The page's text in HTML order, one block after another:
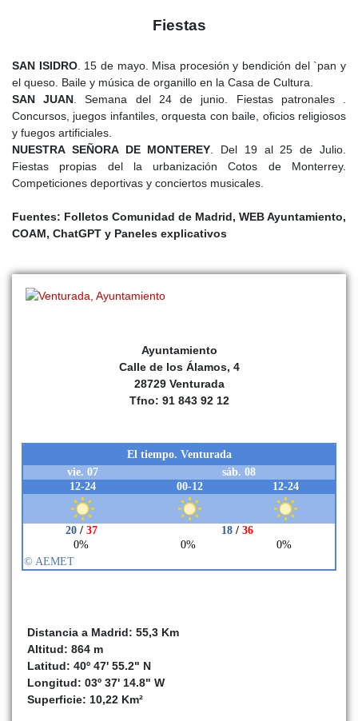
un gran volumen comercial. La ganadería, en especial el ganado
Los impuestos y tributos seguían siendo una gran carga para los
vecinos. Los diezmos eclesiásticos debían pagarse a la
parroquia, y el concejo de Venturada tenía que contribuir a los
repartimientos generales de la Corona, lo que generaba
frecuentes quejas y dificultades para cumplir con los pagos. A
finales del siglo, la situación empezó a mejorar ligeramente. El
crecido a unos 40 vecinos (aproximadamente 120 habitantes), lo
que confirma una recuperación lenta pero constante. La mejora
impulsadas por Carlos III ayudaron a que Venturada se conectara
mejor con Torrelaguna y Madrid, facilitando el transporte de
productos agrícolas y la llegada de forasteros.
en su retirada de Madrid en 1808. Como hicieron en muchos
otros pueblos, arrasaron el caserío y quemaron varias casas. La
villa quedó desierta durante un tiempo, pues sus habitantes
huyeron a pueblos cercanos. Cuando la guerra terminó,
mencionan un pueblo pobre, con menos de 150 habitantes y
casas de mala construcción. Sin embargo, la aparición de las
primeras explotaciones de cal y piedra comenzó a dar empleo a
algunos vecinos.
Al comienzo del
, Venturada seguía dependiendo de la
agricultura de subsistencia y la ganadería. La población era
escasa y las condiciones de vida no eran muy diferentes de las
dificultaban la comunicación con Torrelaguna y Madrid. Las
canteras de piedra caliza y yeso, que ya se explotaban en siglos
anteriores, seguían siendo una fuente secundaria de ingresos,
aunque no con la suficiente importancia como para cambiar la
estructura económica del pueblo.
Fiestas
SAN ISIDRO. 15 de mayo. Misa procesión y bendición del `pan y
el queso. Baile y música de organillo en la Casa de Cultura.
SAN JUAN . Semana del 24 de junio. Fiestas patronales .
Concursos, juegos infantiles, orquesta con baile, oficios religiosos
y fuegos artificiales.
NUESTRA SEÑORA DE MONTEREY . Del 19 al 25 de Julio.
Fiestas propias del la urbanización Cotos de Monterrey.
Competiciones deportivas y conciertos musicales.
Fuentes: Folletos Comunidad de Madrid, WEB Ayuntamiento,
COAM, ChatGPT y Paneles explicativos
Ayuntamiento
Calle de los Álamos, 4
28729 Venturada
Tfno: 91 843 92 12
Distancia a Madrid: 55,3 Km
Altitud: 864 m
Latitud: 40º 47' 55.2" N
Longitud: 03º 37' 14.8" W
Superficie: 10,22 Km²